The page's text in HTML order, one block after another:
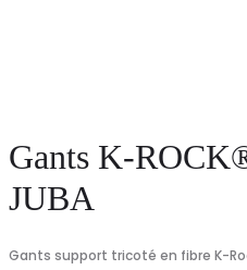
Gants K-
JUBA
Gants support tricoté en fibre K-